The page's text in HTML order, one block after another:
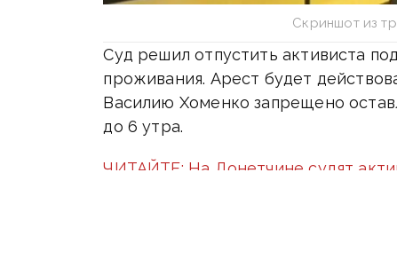
Скриншот из
Суд решил отпустить активиста
проживания. Арест будет
Василию Хоменко запрещено
до 6 утра.
ЧИТАЙТЕ: На Донетчине судят